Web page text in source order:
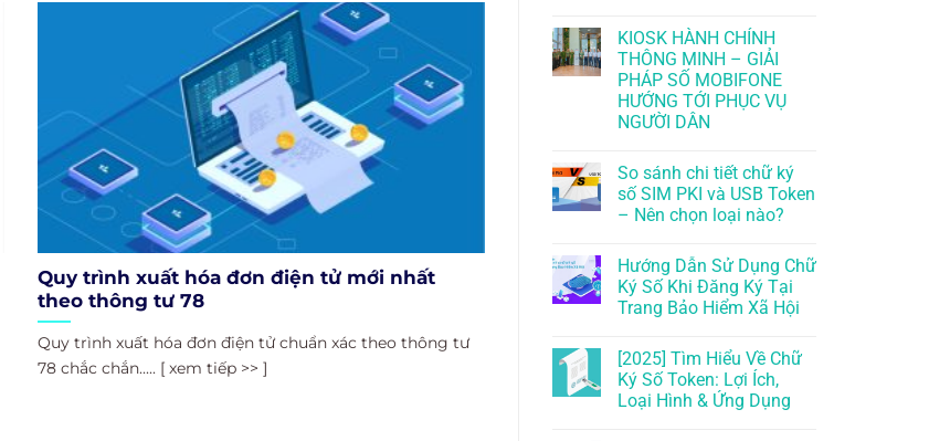
Quy trình xuất hóa đơn điện tử mới nhất
theo thông tư 78
Quy trình xuất hóa đơn điện tử chuẩn xác theo thông tư
78 chắc chắn..... [ xem tiếp >> ]
KIOSK HÀNH CHÍNH
THÔNG MINH – GIẢI
PHÁP SỐ MOBIFONE
HƯỚNG TỚI PHỤC VỤ
NGƯỜI DÂN
So sánh chi tiết chữ ký
số SIM PKI và USB Token
– Nên chọn loại nào?
Hướng Dẫn Sử Dụng Chữ
Ký Số Khi Đăng Ký Tại
Trang Bảo Hiểm Xã Hội
[2025] Tìm Hiểu Về Chữ
Ký Số Token: Lợi Ích,
Loại Hình & Ứng Dụng